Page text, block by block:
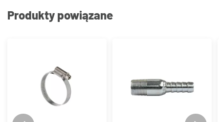
Produkty powiązane